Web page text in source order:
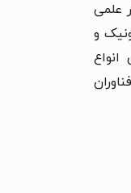
فعالیت در نشر آثار علمی
الکترونیک و